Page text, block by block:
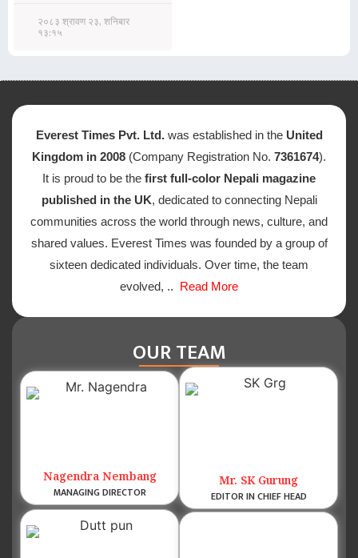
२०८३ श्रावण २३, शनिबार
१३:१५
Everest Times Pvt. Ltd. was established in the United
Kingdom in 2008 (Company Registration No. 7361674).
It is proud to be the first full-color Nepali magazine
published in the UK, dedicated to connecting Nepali
communities across the world through news, culture, and
shared values. Everest Times was founded by a group of
sixteen dedicated individuals. Over time, the team
evolved, .. Read More
OUR TEAM
Nagendra Nembang
MANAGING DIRECTOR
Mr. SK Gurung
EDITOR IN CHIEF HEAD